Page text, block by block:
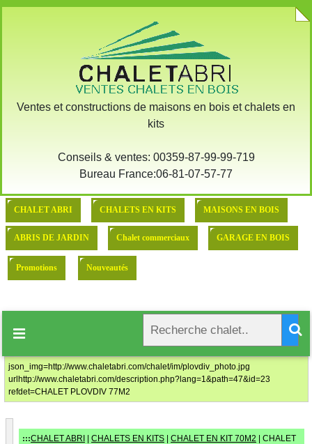
Ventes et constructions de maisons en bois et chalets en
kits
Conseils & ventes: 00359-87-99-99-719
Bureau France:06-81-07-57-77
CHALET ABRI CHALETS EN KITS MAISONS EN BOIS
ABRIS DE JARDIN Chalet commerciaux GARAGE EN BOIS
Promotions Nouveautés

json_img=http://www.chaletabri.com/chalet/im/plovdiv_photo.jpg
urlhttp://www.chaletabri.com/description.php?lang=1&path=47&id=23
refdet=CHALET PLOVDIV 77M2
:::CHALET ABRI CHALETS EN KITS CHALET EN KIT 70M2 | CHALET
:: Demande devis pour l'achat
::: MODELE DE BASE
CHALET PLOVDIV 77M2
Civilité* Monsieur Madame
Nom*